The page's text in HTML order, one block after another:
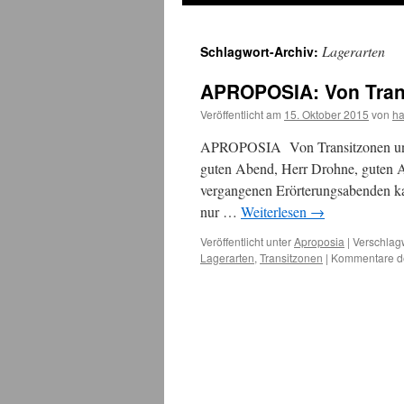
Schlagwort-Archiv: Lagerarten
APROPOSIA: Von
Veröffentlicht am 15. Oktober 2015 von
APROPOSIA Von Transitzonen
guten Abend, Herr Drohne, guten
vergangenen Erörterungsabenden
nur … Weiterlesen →
Veröffentlicht unterAproposia |
Lagerarten, Transitzonen | Kommentare